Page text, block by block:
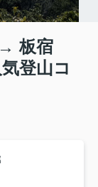
板宿
登山コ